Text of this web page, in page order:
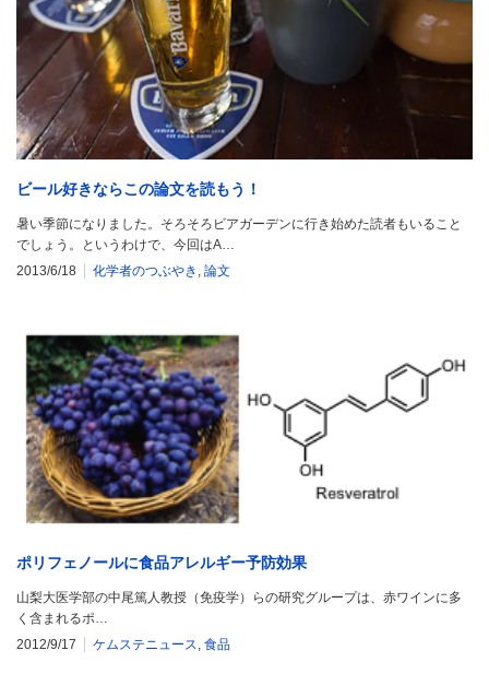
ビール好きならこの論文を読もう！
暑い季節になりました。そろそろビアガーデンに行き始めた読者もいること
でしょう。というわけで、今回はA…
2013/6/18
化学者のつぶやき , 論文
ポリフェノールに食品アレルギー予防効果
山梨大医学部の中尾篤人教授（免疫学）らの研究グループは、赤ワインに多
く含まれるポ…
2012/9/17
ケムステニュース, 食品